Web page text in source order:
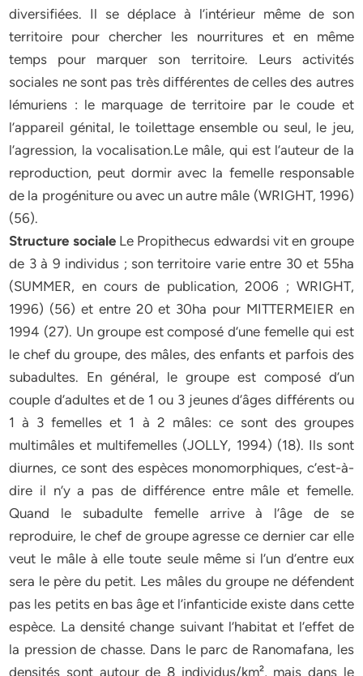
diversifiées. Il se déplace à l’intérieur même de son
territoire pour chercher les nourritures et en même
temps pour marquer son territoire. Leurs activités
sociales ne sont pas très différentes de celles des autres
lémuriens : le marquage de territoire par le coude et
l’appareil génital, le toilettage ensemble ou seul, le jeu,
l’agression, la vocalisation.Le mâle, qui est l’auteur de la
reproduction, peut dormir avec la femelle responsable
de la progéniture ou avec un autre mâle (WRIGHT, 1996)
(56).
Structure socialeLe Propithecus edwardsi vit en groupe
de 3 à 9 individus ; son territoire varie entre 30 et 55ha
(SUMMER, en cours de publication, 2006 ; WRIGHT,
1996) (56) et entre 20 et 30ha pour MITTERMEIER en
1994 (27). Un groupe est composé d’une femelle qui est
le chef du groupe, des mâles, des enfants et parfois des
subadultes. En général, le groupe est composé d’un
couple d’adultes et de 1 ou 3 jeunes d’âges différents ou
1 à 3 femelles et 1 à 2 mâles: ce sont des groupes
multimâles et multifemelles (JOLLY, 1994) (18). Ils sont
diurnes, ce sont des espèces monomorphiques, c’est-à-
dire il n’y a pas de différence entre mâle et femelle.
Quand le subadulte femelle arrive à l’âge de se
reproduire, le chef de groupe agresse ce dernier car elle
veut le mâle à elle toute seule même si l’un d’entre eux
sera le père du petit. Les mâles du groupe ne défendent
pas les petits en bas âge et l’infanticide existe dans cette
espèce. La densité change suivant l’habitat et l’effet de
la pression de chasse. Dans le parc de Ranomafana, les
densités sont autour de 8 individus/km², mais dans le